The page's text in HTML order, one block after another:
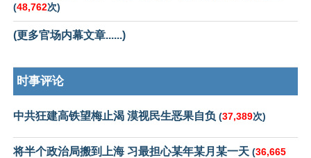
(48,762次)
(更多官场内幕文章......)
时事评论
中共狂建高铁望梅止渴 漠视民生恶果自负 (37,389次)
将半个政治局搬到上海 习最担心某年某月某一天 (36,665